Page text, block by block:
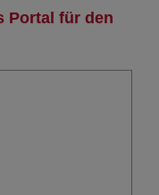
Portal für den